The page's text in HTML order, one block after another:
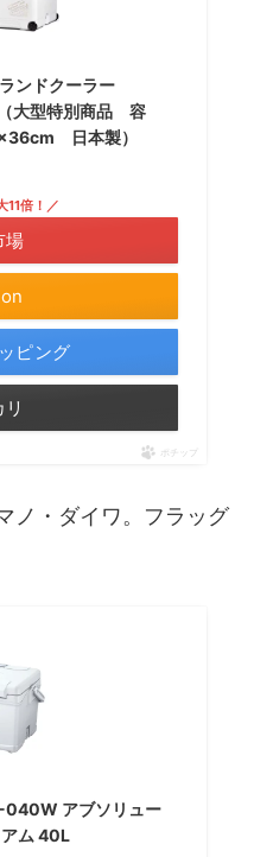
ンドクーラー
大型特別商品 容
日本製）
11倍！／
場
ピング
ポチップ
ノ・ダイワ。フラッグ
040W アブソリュー
アム 40L